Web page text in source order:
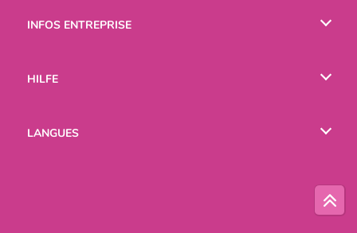
INFOS ENTREPRISE
HILFE
LANGUES